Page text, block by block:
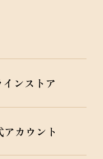
ンストア
カウント